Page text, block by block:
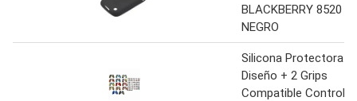
BLACKBERRY 8520
NEGRO
Silicona Protectora
Diseño + 2 Grips
Compatible Control